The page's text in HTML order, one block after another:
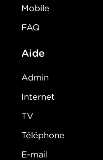
Mobile
FAQ
Aide
Admin
Internet
TV
Téléphone
E-mail